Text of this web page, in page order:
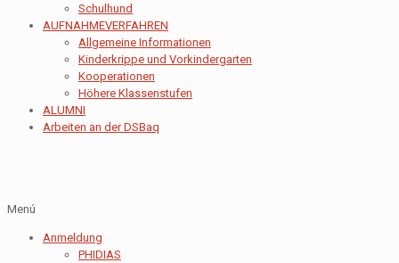
Schulhund
AUFNAHMEVERFAHREN
Allgemeine Informationen
Kinderkrippe und Vorkindergarten
Kooperationen
Höhere Klassenstufen
ALUMNI
Arbeiten an der DSBaq
Menú
Anmeldung
PHIDIAS